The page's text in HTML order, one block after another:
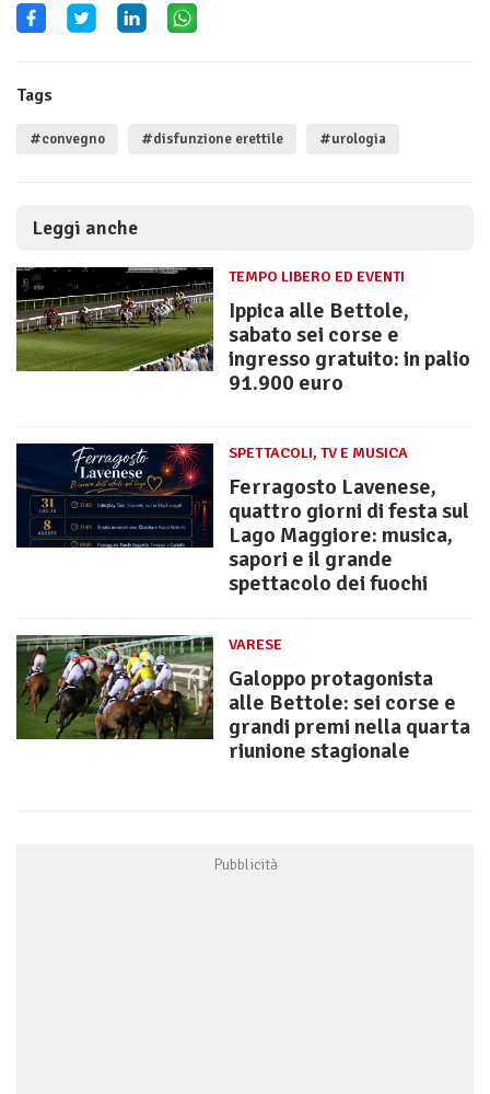
Tags
#convegno #disfunzione erettile #urologia
Leggi anche
TEMPO LIBERO ED EVENTI
Ippica alle Bettole,
sabato sei corse e
ingresso gratuito: in palio
91.900 euro
SPETTACOLI, TV E MUSICA
Ferragosto Lavenese,
quattro giorni di festa sul
Lago Maggiore: musica,
sapori e il grande
spettacolo dei fuochi
VARESE
Galoppo protagonista
alle Bettole: sei corse e
grandi premi nella quarta
riunione stagionale